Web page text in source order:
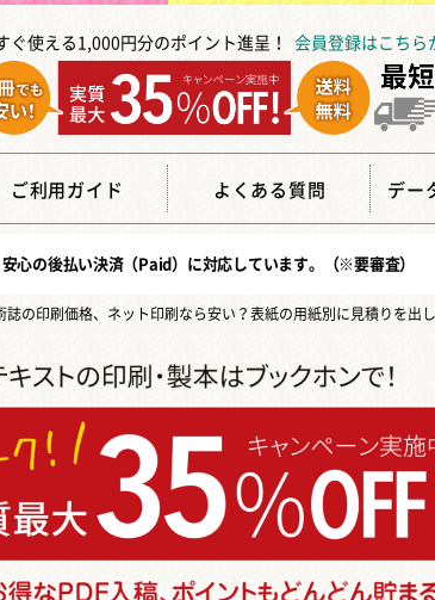
ぐ使える1,000円分のポイント進呈！ 会員登録はこちら
ご利用ガイド よくある質問 デー
心の後払い決済（Paid） に対応しています。（※要審査）
誌の印刷価格、ネット印刷なら安い？表紙の用紙別に見積りを出